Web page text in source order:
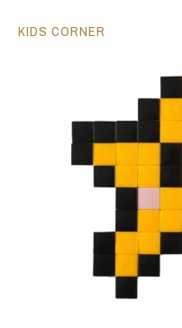
KIDS CORNER